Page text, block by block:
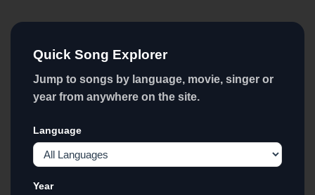
Quick Song Explorer
Jump to songs by language, movie, singer or
year from anywhere on the site.
Language
Year